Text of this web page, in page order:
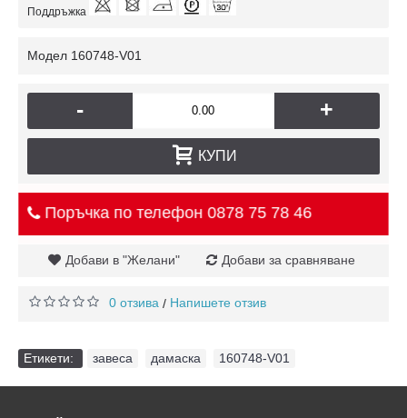
Поддръжка
Модел 160748-V01
- +
КУПИ
Поръчка по телефон 0878 75 78 46
Добави в "Желани" Добави за сравняване
0 отзива / Напишете отзив
Етикети: завеса дамаска 160748-V01